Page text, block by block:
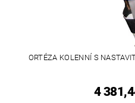
ORTÉZA KOLENNÍ S
4